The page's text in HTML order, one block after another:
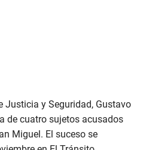
Justicia y Seguridad, Gustavo
de cuatro sujetos acusados
Miguel. El suceso se